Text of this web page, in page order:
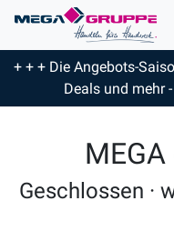
+ + + Die Angebots-
Deals und mehr
Geschlossen ·